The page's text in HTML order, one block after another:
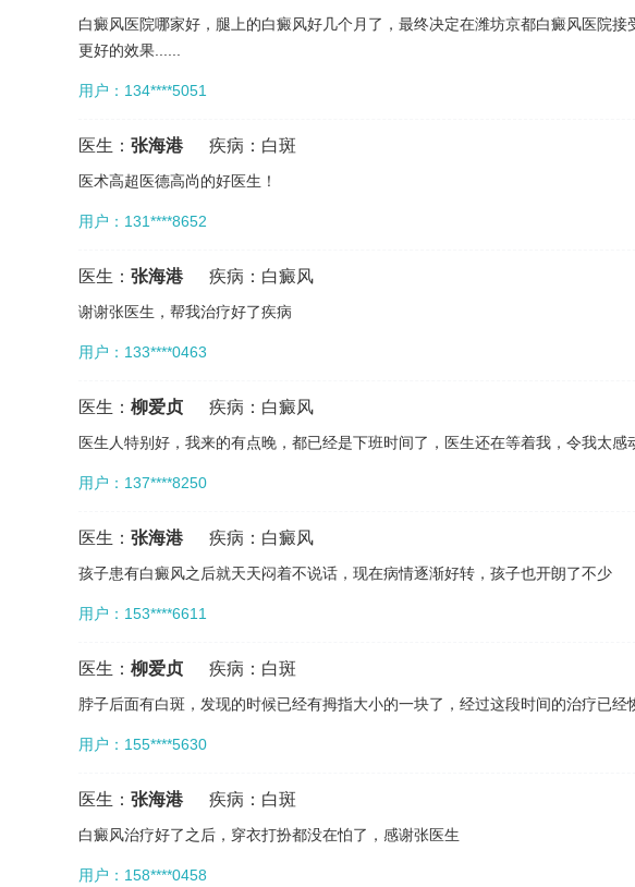
白癜风医院哪家好，腿上的白癜风好几个月了，最终决定在潍坊京都白癜风医院
更好的效果......
用户：134****5051
医生： 张海港 疾病： 白斑
医术高超医德高尚的好医生！
用户：131****8652
医生： 张海港 疾病： 白癜风
谢谢张医生，帮我治疗好了疾病
用户：133****0463
医生： 柳爱贞 疾病： 白癜风
医生人特别好，我来的有点晚，都已经是下班时间了，医生还在等着我，令我太
用户：137****8250
医生： 张海港 疾病： 白癜风
孩子患有白癜风之后就天天闷着不说话，现在病情逐渐好转，孩子也开朗了不少
用户：153****6611
医生： 柳爱贞 疾病： 白斑
脖子后面有白斑，发现的时候已经有拇指大小的一块了，经过这段时间的治疗已经
用户：155****5630
医生： 张海港 疾病： 白斑
白癜风治疗好了之后，穿衣打扮都没在怕了，感谢张医生
用户：158****0458